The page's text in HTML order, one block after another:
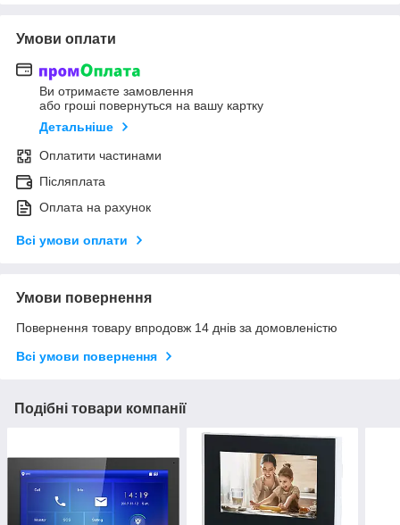
Умови оплати
Ви отримаєте замовлення
або гроші повернуться на вашу картку
Детальніше
Оплатити частинами
Післяплата
Оплата на рахунок
Всі умови оплати
Умови повернення
Повернення товару впродовж 14 днів за домовленістю
Всі умови повернення
Подібні товари компанії